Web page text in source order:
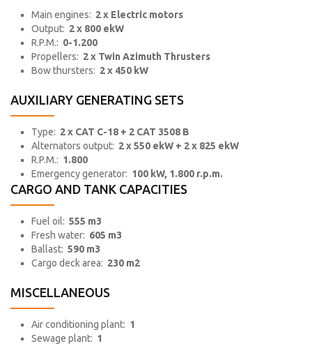
Main engines: 2 x Electric motors
Output: 2 x 800 ekW
R.P.M.: 0-1.200
Propellers: 2 x Twin Azimuth Thrusters
Bow thursters: 2 x 450 kW
AUXILIARY GENERATING SETS
Type: 2 x CAT C-18 + 2 CAT 3508 B
Alternators output: 2 x 550 ekW + 2 x 825 ekW
R.P.M.: 1.800
Emergency generator: 100 kW, 1.800 r.p.m.
CARGO AND TANK CAPACITIES
Fuel oil: 555 m3
Fresh water: 605 m3
Ballast: 590 m3
Cargo deck area: 230 m2
MISCELLANEOUS
Air conditioning plant: 1
Sewage plant: 1